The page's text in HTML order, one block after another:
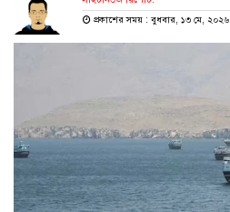
প্রকাশের সময় : বুধবার, ১৩ মে, ২০২৬